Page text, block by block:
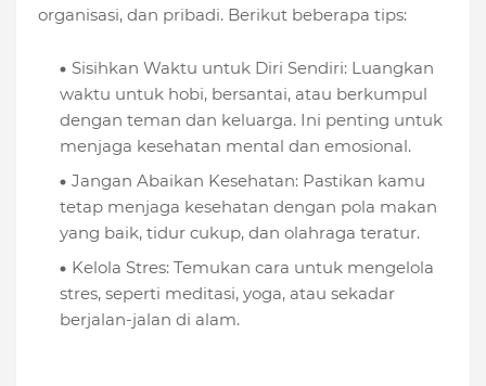
organisasi, dan pribadi. Berikut beberapa tips:
Sisihkan Waktu untuk Diri Sendiri: Luangkan
waktu untuk hobi, bersantai, atau berkumpul
dengan teman dan keluarga. Ini penting untuk
menjaga kesehatan mental dan emosional.
Jangan Abaikan Kesehatan: Pastikan kamu
tetap menjaga kesehatan dengan pola makan
yang baik, tidur cukup, dan olahraga teratur.
Kelola Stres: Temukan cara untuk mengelola
stres, seperti meditasi, yoga, atau sekadar
berjalan-jalan di alam.